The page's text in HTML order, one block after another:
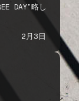
DAY”略し
2月3日